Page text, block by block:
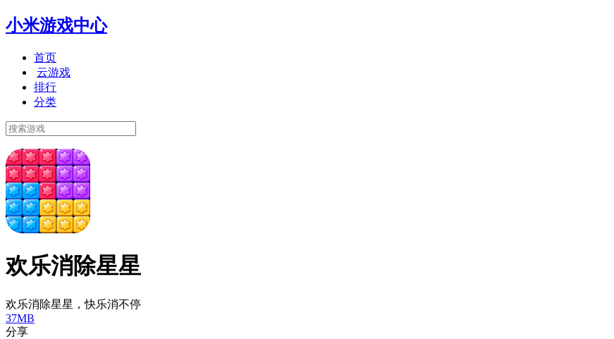
小米游戏中心
首页
云游戏
排行
分类
欢乐消除星星
欢乐消除星星，快乐消不停
37MB
分享